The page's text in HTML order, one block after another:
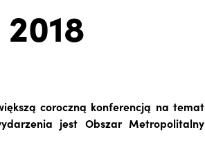
coroczną konferencją na temat
jest Obszar Metropolitalny